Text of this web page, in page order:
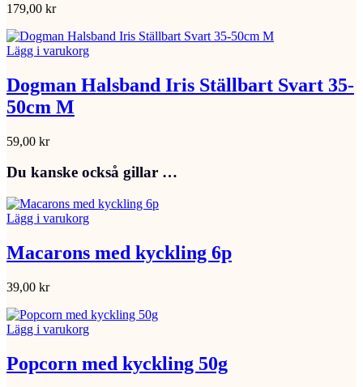
179,00 kr
Lägg i varukorg
Dogman Halsband Iris Ställbart Svart 35-
50cm M
59,00 kr
Du kanske också gillar …
Lägg i varukorg
Macarons med kyckling 6p
39,00 kr
Lägg i varukorg
Popcorn med kyckling 50g